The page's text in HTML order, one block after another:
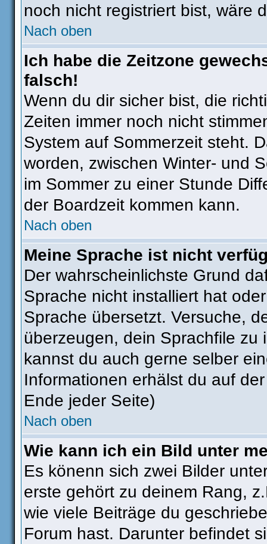
noch nicht registriert bist, wäre
Nach oben
Ich habe die Zeitzone
falsch!
Wenn du dir sicher bist, die
Zeiten immer noch nicht
System auf Sommerzeit steht.
worden, zwischen Winter- und
im Sommer zu einer Stunde
der Boardzeit kommen kann.
Nach oben
Meine Sprache ist nicht
Der wahrscheinlichste Grund
Sprache nicht installiert hat
Sprache übersetzt. Versuche,
überzeugen, dein Sprachfile zu
kannst du auch gerne selber
Informationen erhälst du auf
Ende jeder Seite)
Nach oben
Wie kann ich ein Bild unter
Es könenn sich zwei Bilder
erste gehört zu deinem Rang,
wie viele Beiträge du
Forum hast. Darunter befindet